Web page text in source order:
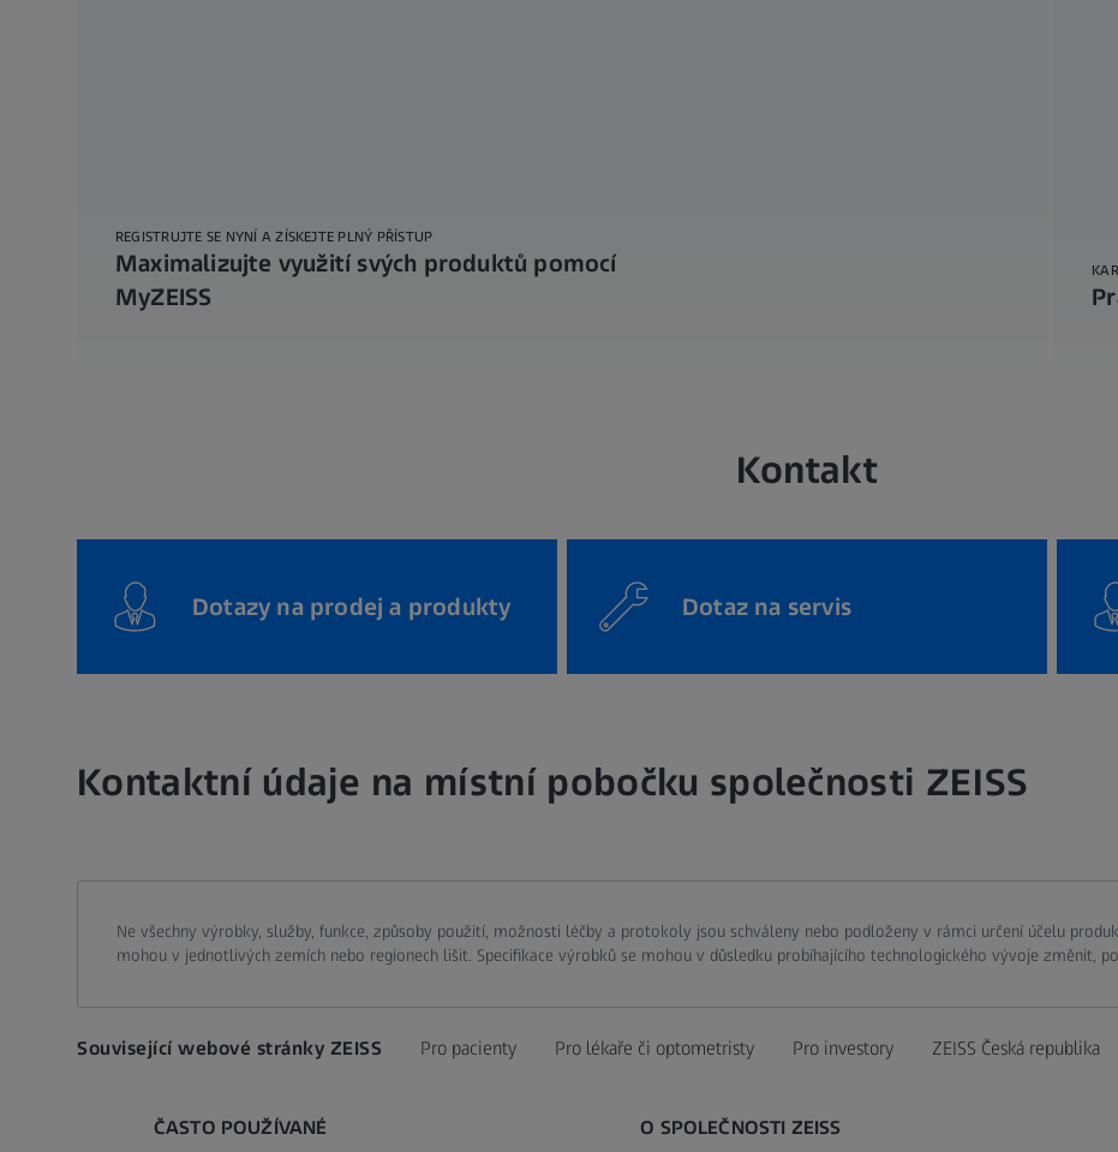
REGISTRUJTE SE NYNÍ A ZÍSKEJTE PLNÝ PŘÍSTUP
Maximalizujte využití svých produktů pomocí
MyZEISS
Kontakt
Dotazy na prodej a produkty Dotaz na servis
Kontaktní údaje na místní pobočku společnosti ZEISS
Ne všechny výrobky, služby, funkce, způsoby použití, možnosti léčby a protokoly jsou schváleny nebo podloženy v rámci určení účelu
mohou v jednotlivých zemích nebo regionech lišit. Specifikace výrobků se mohou v důsledku probíhajícího technologického vývoje změnit,
Související webové stránky ZEISS Pro pacienty Pro lékaře či optometristy Pro investory ZEISS Česká republika
ČASTO POUŽÍVANÉ O SPOLEČNOSTI ZEISS